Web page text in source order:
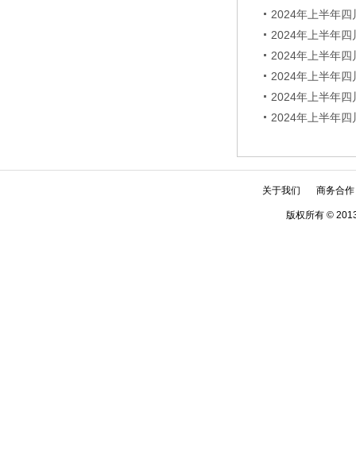
2024年上半年四
2024年上半年四
2024年上半年四
2024年上半年四
2024年上半年四
2024年上半年四
关于我们 商务合作
版权所有 ©